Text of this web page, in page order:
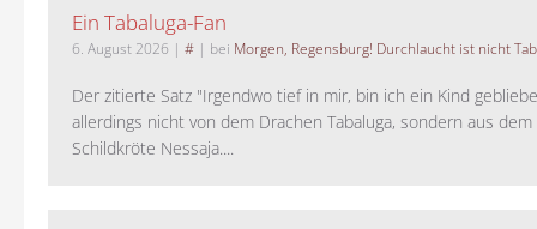
Ein Tabaluga-Fan
6. August 2026 | # | bei Morgen, Regensburg! Durchlaucht ist nicht
Der zitierte Satz "Irgendwo tief in mir, bin ich ein Kind
allerdings nicht von dem Drachen Tabaluga, sondern aus
Schildkröte Nessaja....